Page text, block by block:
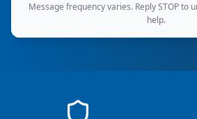
Message frequency varies. Reply STOP to
help.